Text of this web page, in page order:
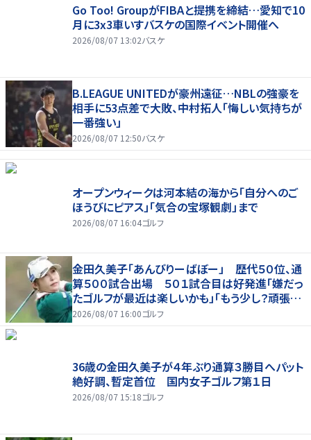
Go Too! GroupがFIBAと提携を締結…愛知で10
月に3x3車いすバスケの国際イベント開催へ
2026/08/07 13:02バスケ
B.LEAGUE UNITEDが豪州遠征…NBLの強豪を
相手に53点差で大敗、中村拓人「悔しい気持ちが
一番強い」
2026/08/07 12:50バスケ
オープンウィークは河本結の海から「自分へのご
ほうびにピアス」「気合の宝塚観劇」まで
2026/08/07 16:04ゴルフ
金田久美子「あんびりーばぼー」 歴代５０位、通
算５００試合出場 ５０１試合目は好発進「嫌だっ
たゴルフが最近は楽しいかも」「もう少し？頑張り
たいな」
2026/08/07 16:00ゴルフ
36歳の金田久美子が４年ぶり通算３勝目へパット
絶好調、暫定首位 国内女子ゴルフ第１日
2026/08/07 15:18ゴルフ